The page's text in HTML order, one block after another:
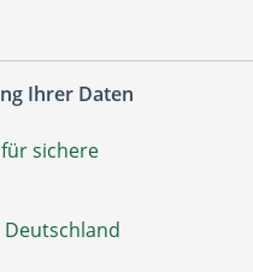
Ihrer Daten
sichere